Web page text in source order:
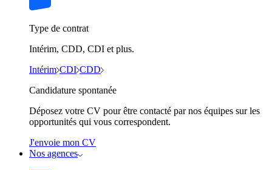
Type de contrat
Intérim, CDD, CDI et plus.
Intérim CDI CDD
Candidature spontanée
Déposez votre CV pour être contacté par nos équipes sur les
opportunités qui vous correspondent.
J'envoie mon CV
Nos agences